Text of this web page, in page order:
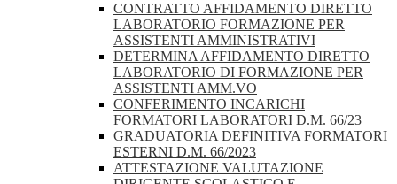
CONTRATTO AFFIDAMENTO DIRETTO
LABORATORIO FORMAZIONE PER
ASSISTENTI AMMINISTRATIVI
DETERMINA AFFIDAMENTO DIRETTO
LABORATORIO DI FORMAZIONE PER
ASSISTENTI AMM.VO
CONFERIMENTO INCARICHI
FORMATORI LABORATORI D.M. 66/23
GRADUATORIA DEFINITIVA FORMATORI
ESTERNI D.M. 66/2023
ATTESTAZIONE VALUTAZIONE